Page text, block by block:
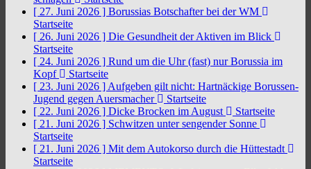
[ 27. Juni 2026 ] Borussias Botschafter bei der WM
Startseite
[ 26. Juni 2026 ] Die Gesundheit der Aktiven im Blick
Startseite
[ 24. Juni 2026 ] Rund um die Uhr (fast) nur Borussia im
Kopf
Startseite
[ 23. Juni 2026 ] Aufgeben gilt nicht: Hartnäckige Borussen-
Jugend gegen Auersmacher
Startseite
[ 22. Juni 2026 ] Dicke Brocken im August
Startseite
[ 21. Juni 2026 ] Schwitzen unter sengender Sonne
Startseite
[ 21. Juni 2026 ] Mit dem Autokorso durch die Hüttestadt
Startseite